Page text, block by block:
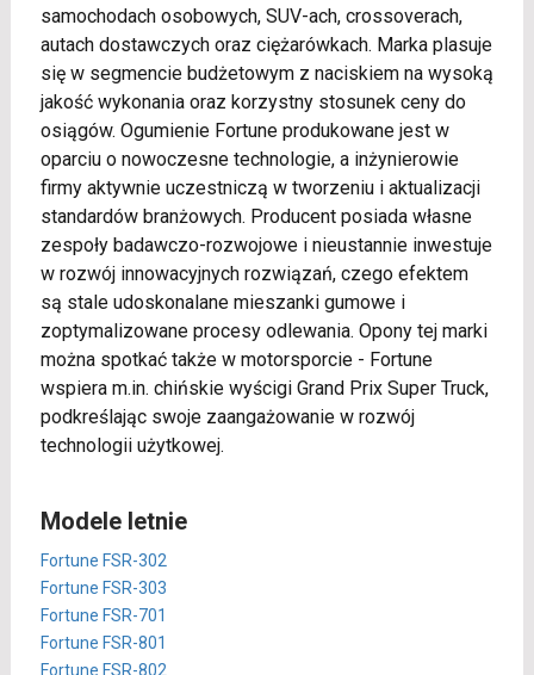
samochodach osobowych, SUV-ach, crossoverach,
autach dostawczych oraz ciężarówkach. Marka plasuje
się w segmencie budżetowym z naciskiem na wysoką
jakość wykonania oraz korzystny stosunek ceny do
osiągów. Ogumienie Fortune produkowane jest w
oparciu o nowoczesne technologie, a inżynierowie
firmy aktywnie uczestniczą w tworzeniu i aktualizacji
standardów branżowych. Producent posiada własne
zespoły badawczo-rozwojowe i nieustannie inwestuje
w rozwój innowacyjnych rozwiązań, czego efektem
są stale udoskonalane mieszanki gumowe i
zoptymalizowane procesy odlewania. Opony tej marki
można spotkać także w motorsporcie - Fortune
wspiera m.in. chińskie wyścigi Grand Prix Super Truck,
podkreślając swoje zaangażowanie w rozwój
technologii użytkowej.
Modele letnie
Fortune FSR-302
Fortune FSR-303
Fortune FSR-701
Fortune FSR-801
Fortune FSR-802